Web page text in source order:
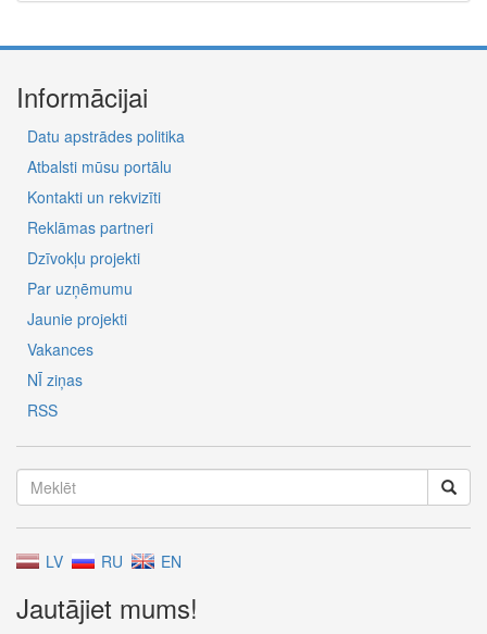
Informācijai
Datu apstrādes politika
Atbalsti mūsu portālu
Kontakti un rekvizīti
Reklāmas partneri
Dzīvokļu projekti
Par uzņēmumu
Jaunie projekti
Vakances
NĪ ziņas
RSS
LV RU EN
Jautājiet mums!